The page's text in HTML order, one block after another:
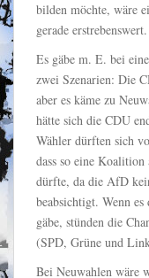
bilden möchte, wäre
gerade erstrebenswert.
Es gäbe m. E. bei
zwei Szenarien: Die
aber es käme zu
hätte sich die CDU
Wähler dürften sich
dass so eine
dürfte, da die AfD
beabsichtigt. Wenn
gäbe, stünden die
(SPD, Grüne und
Bei Neuwahlen wäre